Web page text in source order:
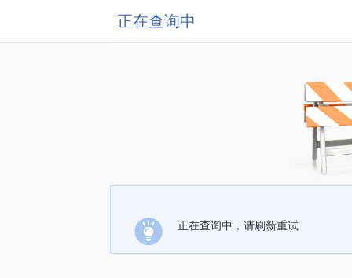
正在查询中
正在查询中，请刷新重试